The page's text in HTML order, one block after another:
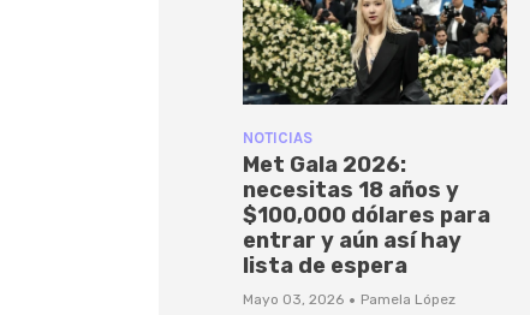
NOTICIAS
Met Gala 2026:
necesitas 18 años y
$100,000 dólares para
entrar y aún así hay
lista de espera
Mayo 03, 2026 · Pamela López